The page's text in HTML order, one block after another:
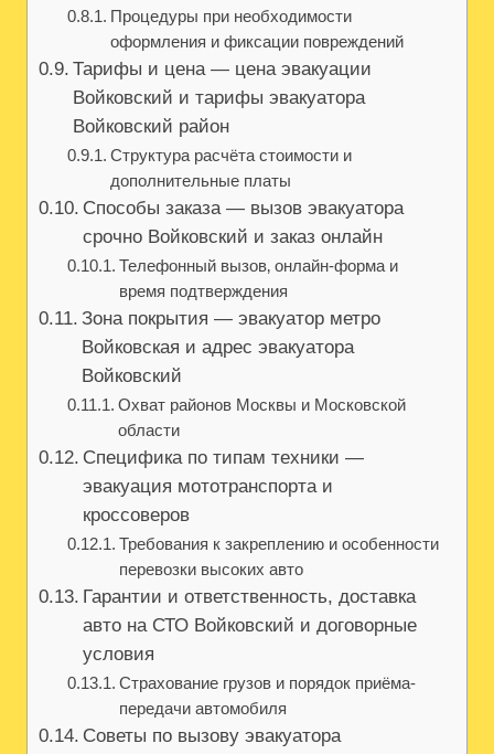
Процедуры при необходимости
оформления и фиксации повреждений
Тарифы и цена — цена эвакуации
Войковский и тарифы эвакуатора
Войковский район
Структура расчёта стоимости и
дополнительные платы
Способы заказа — вызов эвакуатора
срочно Войковский и заказ онлайн
Телефонный вызов‚ онлайн-форма и
время подтверждения
Зона покрытия — эвакуатор метро
Войковская и адрес эвакуатора
Войковский
Охват районов Москвы и Московской
области
Специфика по типам техники —
эвакуация мототранспорта и
кроссоверов
Требования к закреплению и особенности
перевозки высоких авто
Гарантии и ответственность, доставка
авто на СТО Войковский и договорные
условия
Страхование грузов и порядок приёма-
передачи автомобиля
Советы по вызову эвакуатора